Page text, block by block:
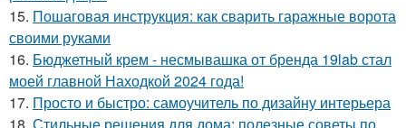
15. Пошаговая инструкция: как сварить гаражные ворота
своими руками
16. Бюджетный крем - несмывашка от бренда 19lab стал
моей главной Находкой 2024 года!
17. Просто и быстро: самоучитель по дизайну интерьера
18. Стильные решения для дома: полезные советы по